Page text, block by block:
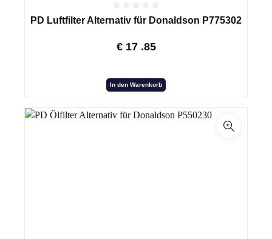
PD Luftfilter Alternativ für Donaldson P775302
€ 17 .85
In den Warenkorb